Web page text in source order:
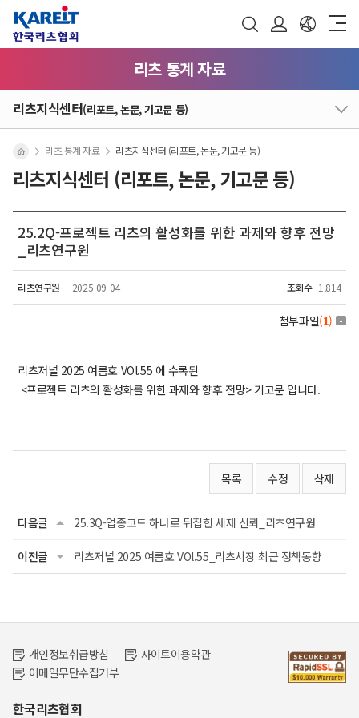
리츠 통계 자료
리츠지식센터(리포트, 논문, 기고문 등)
리츠지식센터 (리포트, 논문, 기고문 등)
리츠 통계 자료 리츠지식센터 (리포트, 논문, 기고문 등)
25.2Q-프로젝트 리츠의 활성화를 위한 과제와 향후 전망
_리츠연구원
리츠연구원 2025-09-04 조회수 1,814
첨부파일(1)
리츠저널 2025 여름호 VOl.55 에 수록된
<프로젝트 리츠의 활성화를 위한 과제와 향후 전망> 기고문 입니다.
목록 수정 삭제
다음글 25.3Q-업종코드 하나로 뒤집힌 세제 신뢰_리츠연구원
이전글 리츠저널 2025 여름호 VOl.55_리츠시장 최근 정책동향
개인정보취급방침
사이트이용약관
이메일무단수집거부
한국리츠협회